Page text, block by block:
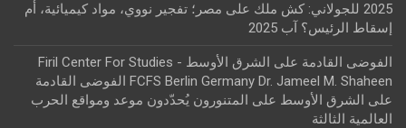
2025 للجولاني: كش ملك
على مصر؛ تفجير نووي، مواد كيميائية، أم
إسقاط الرئيس؟ آب 2025
الفوضى القادمة على الشرق الأوسط - Firil Center For Studies
FCFS Berlin Germany Dr. Jameel M. Shaheen الفوضى القادمة
على الشرق الأوسط على
المتنورون يُحدّدون موعد ومواقع الحرب
العالمية الثالثة